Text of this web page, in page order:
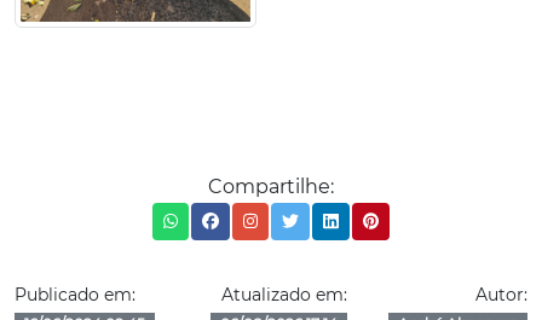
Compartilhe:
Publicado em: Atualizado em: Autor: